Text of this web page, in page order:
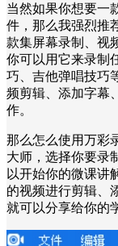
当然如果你想要一
件，那么我强烈推
款集屏幕录制、视
你可以用它来录制
巧、吉他弹唱技巧
频剪辑、添加字幕
作。
那么怎么使用万彩
大师，选择你要录
以开始你的微课讲
的视频进行剪辑、
就可以分享给你的